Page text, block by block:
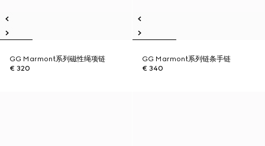
GG Marmont系列磁性绳项链
€ 320
GG Marmont系列链条手链
€ 340